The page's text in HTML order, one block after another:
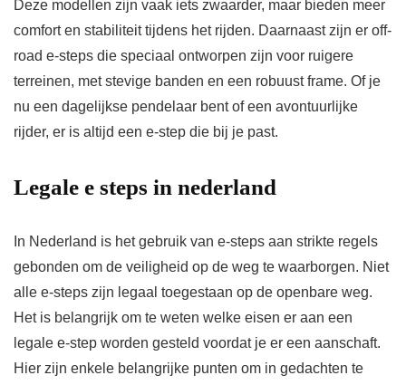
Deze modellen zijn vaak iets zwaarder, maar bieden meer
comfort en stabiliteit tijdens het rijden. Daarnaast zijn er off-
road e-steps die speciaal ontworpen zijn voor ruigere
terreinen, met stevige banden en een robuust frame. Of je
nu een dagelijkse pendelaar bent of een avontuurlijke
rijder, er is altijd een e-step die bij je past.
Legale e steps in nederland
In Nederland is het gebruik van e-steps aan strikte regels
gebonden om de veiligheid op de weg te waarborgen. Niet
alle e-steps zijn legaal toegestaan op de openbare weg.
Het is belangrijk om te weten welke eisen er aan een
legale e-step worden gesteld voordat je er een aanschaft.
Hier zijn enkele belangrijke punten om in gedachten te